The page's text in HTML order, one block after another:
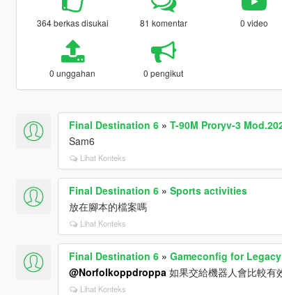
364 berkas disukai 81 komentar 0 video
0 unggahan 0 pengikut
Final Destination 6» T-90M Proryv-3
Sam6
Lihat Konteks
Final Destination 6» Sports activities
放在腳本的檔案嗎
Lihat Konteks
Final Destination 6» Gameconfig for
@Norfolkoppdroppa 如果交給機器人會比較有
Lihat Konteks